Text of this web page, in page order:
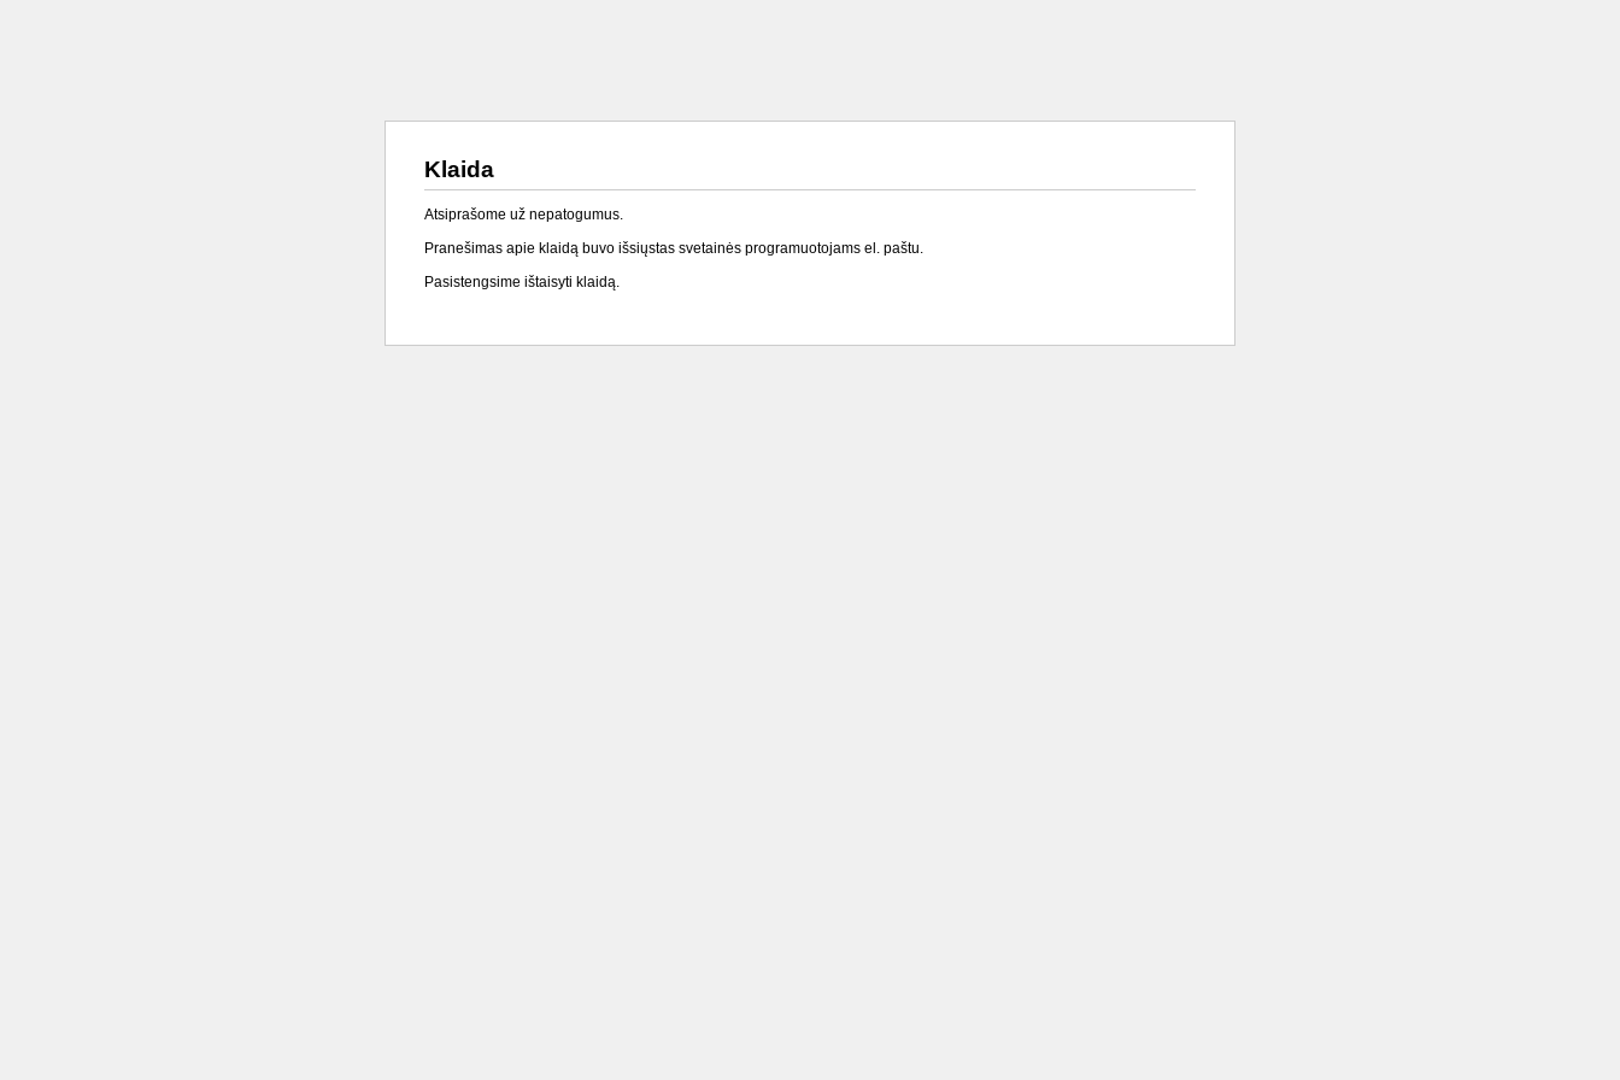
Klaida
Atsiprašome už nepatogumus.
Pranešimas apie klaidą buvo išsiųstas svetainės programuotojams el. paštu.
Pasistengsime ištaisyti klaidą.